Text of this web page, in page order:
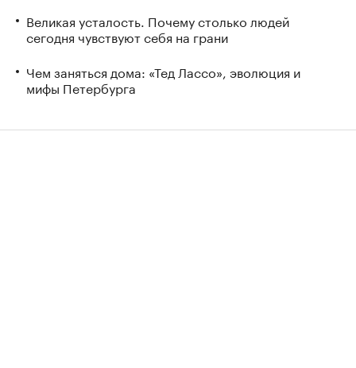
Великая усталость. Почему столько людей
сегодня чувствуют себя на грани
Чем заняться дома: «Тед Лассо», эволюция и
мифы Петербурга